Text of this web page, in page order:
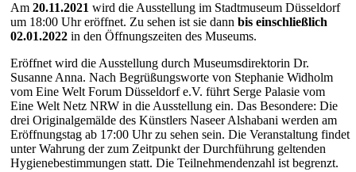
Am 20.11.2021 wird die Ausstellung im Stadtmuseum Düsseldorf
um 18:00 Uhr eröffnet. Zu sehen ist sie dann bis einschließlich
02.01.2022 in den Öffnungszeiten des Museums.
Eröffnet wird die Ausstellung durch Museumsdirektorin Dr.
Susanne Anna. Nach Begrüßungsworte von Stephanie Widholm
vom Eine Welt Forum Düsseldorf e.V. führt Serge Palasie vom
Eine Welt Netz NRW in die Ausstellung ein. Das Besondere: Die
drei Originalgemälde des Künstlers Naseer Alshabani werden am
Eröffnungstag ab 17:00 Uhr zu sehen sein. Die Veranstaltung findet
unter Wahrung der zum Zeitpunkt der Durchführung geltenden
Hygienebestimmungen statt. Die Teilnehmendenzahl ist begrenzt.